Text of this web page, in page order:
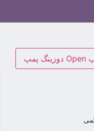
Open دوزینگ پمپ